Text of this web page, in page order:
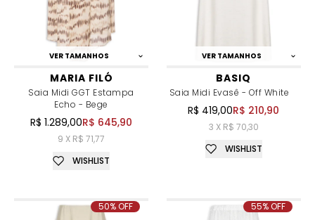
VER TAMANHOS
MARIA FILÓ
Saia Midi GGT Estampa
Echo - Bege
R$ 1.289,00R$ 645,90
9 X R$ 71,77
WISHLIST
VER TAMANHOS
BASIQ
Saia Midi Evasê - Off White
R$ 419,00R$ 210,90
3 X R$ 70,30
WISHLIST
50% OFF 55% OFF